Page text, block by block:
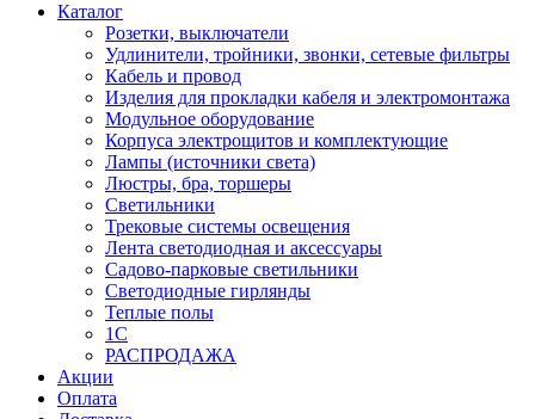
Каталог
Розетки, выключатели
Удлинители, тройники, звонки, сетевые фильтры
Кабель и провод
Изделия для прокладки кабеля и электромонтажа
Модульное оборудование
Корпуса электрощитов и комплектующие
Лампы (источники света)
Люстры, бра, торшеры
Светильники
Трековые системы освещения
Лента светодиодная и аксессуары
Садово-парковые светильники
Светодиодные гирлянды
Теплые полы
1С
РАСПРОДАЖА
Акции
Оплата